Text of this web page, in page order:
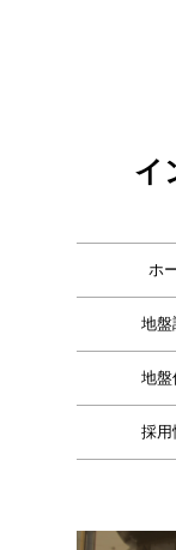
イ
ホ
地盤
地盤
採用